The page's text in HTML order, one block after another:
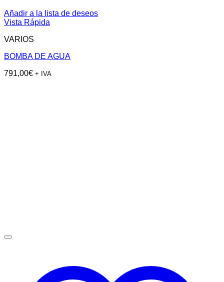
Añadir a la lista de deseos
Vista Rápida
VARIOS
BOMBA DE AGUA
791,00€ + IVA